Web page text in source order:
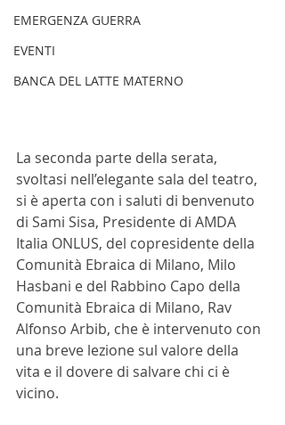
EMERGENZA GUERRA
EVENTI
BANCA DEL LATTE MATERNO
La seconda parte della serata,
svoltasi nell’elegante sala del teatro,
si è aperta con i saluti di benvenuto
di Sami Sisa, Presidente di AMDA
Italia ONLUS, del copresidente della
Comunità Ebraica di Milano, Milo
Hasbani e del Rabbino Capo della
Comunità Ebraica di Milano, Rav
Alfonso Arbib, che è intervenuto con
una breve lezione sul valore della
vita e il dovere di salvare chi ci è
vicino.